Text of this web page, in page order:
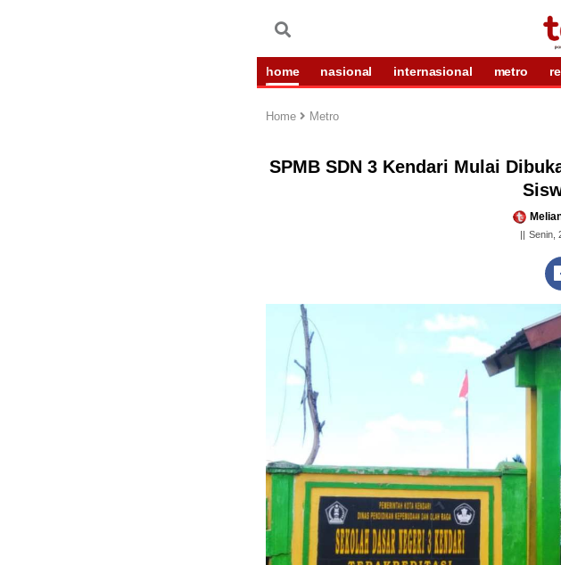
home nasional internasional metro
Home Metro
SPMB SDN 3 Kendari Mulai
Senin,